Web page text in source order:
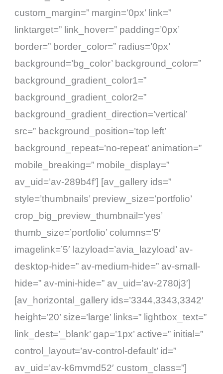
custom_margin=” margin=’0px’ link=”
linktarget=” link_hover=” padding=’0px’
border=” border_color=” radius=’0px’
background=’bg_color’ background_color=”
background_gradient_color1=”
background_gradient_color2=”
background_gradient_direction=’vertical’
src=” background_position=’top left’
background_repeat=’no-repeat’ animation=”
mobile_breaking=” mobile_display=”
av_uid=’av-289b4f’] [av_gallery ids=”
style=’thumbnails’ preview_size=’portfolio’
crop_big_preview_thumbnail=’yes’
thumb_size=’portfolio’ columns=’5′
imagelink=’5′ lazyload=’avia_lazyload’ av-
desktop-hide=” av-medium-hide=” av-small-
hide=” av-mini-hide=” av_uid=’av-2780j3′]
[av_horizontal_gallery ids=’3344,3343,3342′
height=’20’ size=’large’ links=” lightbox_text=”
link_dest=’_blank’ gap=’1px’ active=” initial=”
control_layout=’av-control-default’ id=”
av_uid=’av-k6mvmd52′ custom_class=”]